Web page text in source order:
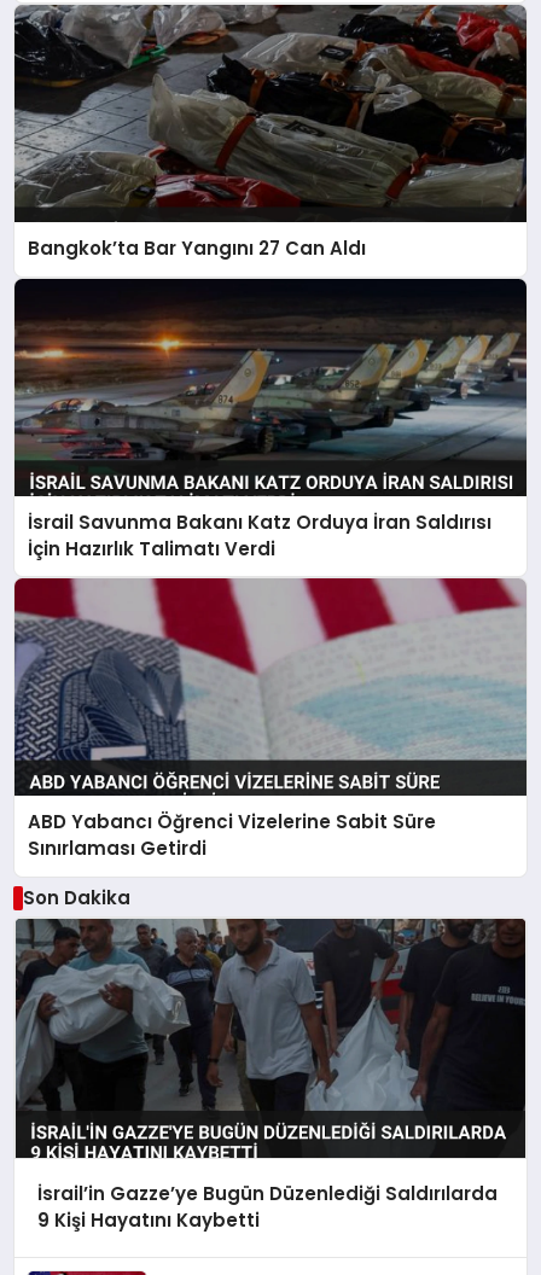
Bangkok’ta Bar Yangını 27 Can Aldı
İsrail Savunma Bakanı Katz Orduya İran Saldırısı
İçin Hazırlık Talimatı Verdi
ABD Yabancı Öğrenci Vizelerine Sabit Süre
Sınırlaması Getirdi
Son Dakika
İsrail’in Gazze’ye Bugün Düzenlediği Saldırılarda
9 Kişi Hayatını Kaybetti